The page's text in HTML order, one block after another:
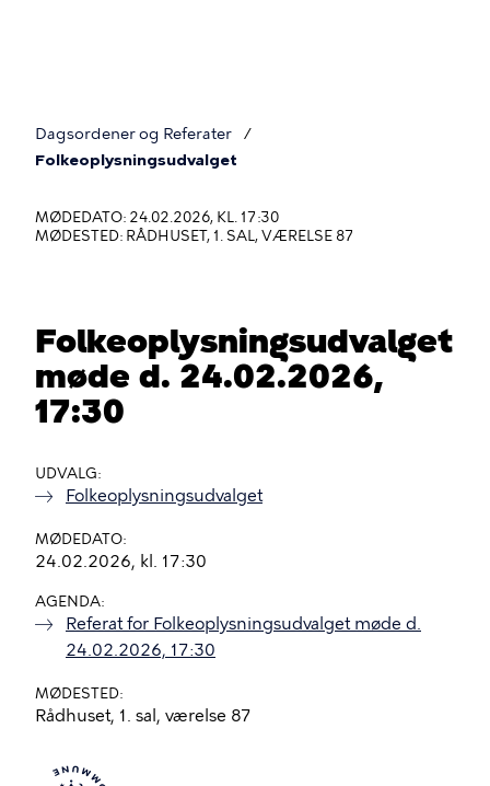
Du
her
Dagsordener og Referater
Folkeoplysningsudvalget
MØDEDATO: 24.02.2026, KL. 17:30
MØDESTED: RÅDHUSET, 1. SAL, VÆRELSE 87
Folkeoplysningsudvalget
møde d. 24.02.2026,
17:30
UDVALG
Folkeoplysningsudvalget
MØDEDATO
24.02.2026, kl. 17:30
AGENDA
Referat for Folkeoplysningsudvalget møde d.
24.02.2026, 17:30
MØDESTED
Rådhuset, 1. sal, værelse 87